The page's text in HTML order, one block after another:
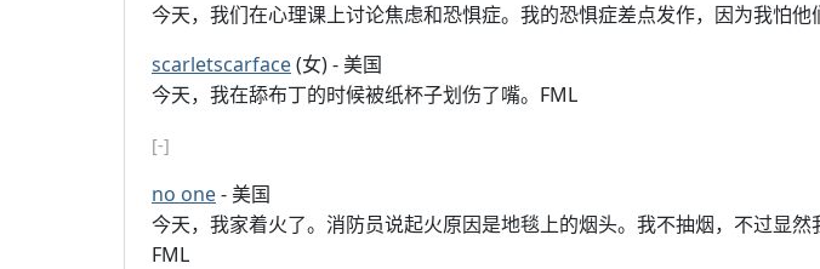
今天，我们在心理课上讨论焦虑和恐惧症。我的恐惧症差点发作，因为我怕他
scarletscarface(女) - 美国
今天，我在舔布丁的时候被纸杯子划伤了嘴。FML
[-]
no one- 美国
今天，我家着火了。消防员说起火原因是地毯上的烟头。我不抽烟，不过显然
FML